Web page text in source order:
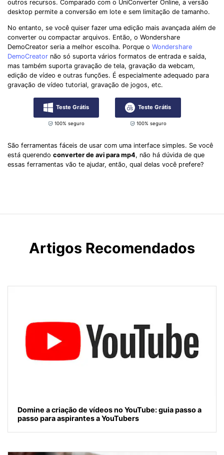
outros recursos. Comparado com o UniConverter Online, a versão
desktop permite a conversão em lote e sem limitação de tamanho.
No entanto, se você quiser fazer uma edição mais avançada além de
converter ou compactar arquivos. Então, o Wondershare
DemoCreator seria a melhor escolha. Porque o Wondershare
DemoCreator não só suporta vários formatos de entrada e saída,
mas também suporta gravação de tela, gravação da webcam,
edição de vídeo e outras funções. É especialmente adequado para
gravação de vídeo tutorial, gravação de jogos, etc.
Teste Grátis
100% seguro
Teste Grátis
100% seguro
São ferramentas fáceis de usar com uma interface simples. Se você
está querendo converter de avi para mp4, não há dúvida de que
essas ferramentas vão te ajudar, então, qual delas você prefere?
Artigos Recomendados
Domine a criação de vídeos no YouTube: guia passo a
passo para aspirantes a YouTubers